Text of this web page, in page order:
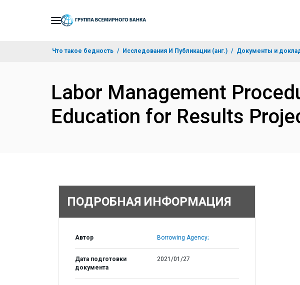
Что такое бедность Исследования И Публикации (анг.) Документы и
Labor Management
Education for Results
ПОДРОБНАЯ ИНФОРМАЦИЯ
Автор Borrowing Agency;
Дата подготовки
документа
2021/01/27